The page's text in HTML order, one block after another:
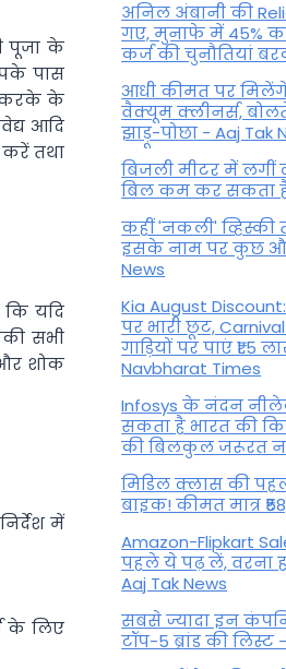
पूजा के
पास
करके के
आदि
तथा
कि यदि
सभी
शोक
में
के लिए
अनिल अंबानी की
गए, मुनाफे में 45%
कर्ज की चुनौतियां
आधी कीमत पर मिलेंगे
वैक्यूम क्लीनर्स,
झाड़ू-पोछा - Aaj Tak
बिजली मीटर में लगीं
बिल कम कर सकता है!
कहीं 'नकली' व्हिस्की
इसके नाम पर कुछ और
News
Kia August
पर भारी छूट,
गाड़ियों पर पाएं
Navbharat Times
Infosys के नंदन
सकता है भारत की
की बिलकुल जरूरत
मिडिल क्लास की
बाइक! कीमत मात्र
Amazon-Flipkart
पहले ये पढ़ लें, वरना
Aaj Tak News
सबसे ज्यादा इन
टॉप-5 ब्रांड की लिस्ट